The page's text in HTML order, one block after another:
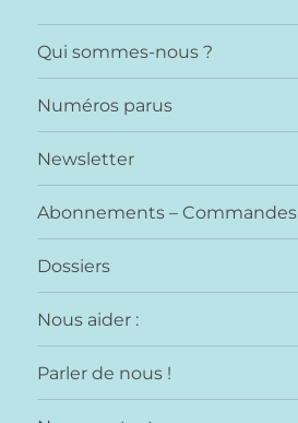
Qui sommes-nous ?
Numéros parus
Newsletter
Abonnements – Commandes
Dossiers
Nous aider :
Parler de nous !